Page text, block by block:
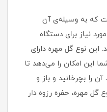
که به وسیله‌ی آن
نیاز برای دستگاه
این نوع گل مهره دارای
این امکان را می‌دهد تا
را بچرخانید و باز و
گل مهره، حفره‌ رزوه دار